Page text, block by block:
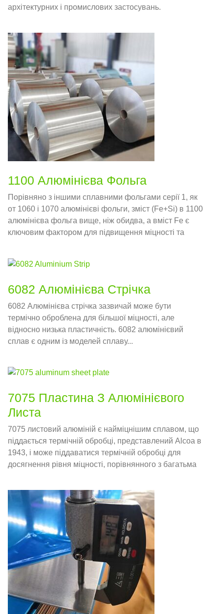
архітектурних і промислових застосувань.
1100 Алюмінієва Фольга
Порівняно з іншими сплавними фольгами серії 1, як
от 1060 і 1070 алюмінієві фольги, зміст (Fe+Si) в 1100
алюмінієва фольга вище, ніж обидва, а вміст Fe є
ключовим фактором для підвищення міцності та
6082 Алюмінієва Стрічка
6082 Алюмінієва стрічка зазвичай може бути
термічно оброблена для більшої міцності, але
відносно низька пластичність. 6082 алюмінієвий
сплав є одним із моделей сплаву...
7075 Пластина З Алюмінієвого
Листа
7075 листовий алюміній є найміцнішим сплавом, що
піддається термічній обробці, представлений Alcoa в
1943, і може піддаватися термічній обробці для
досягнення рівня міцності, порівнянного з багатьма